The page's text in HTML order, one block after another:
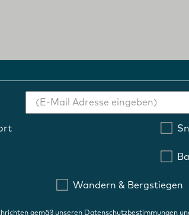
Wandern & Bergstiegen
gemäß unseren Datenschutzbestimmungen